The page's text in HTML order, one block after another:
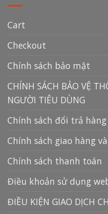
Cart
Checkout
Chính sách bảo mật
CHÍNH SÁCH BẢO VỆ
NGƯỜI TIÊU DÙNG
Chính sách đổi trả hàng
Chính sách giao hàng
Chính sách thanh toán
Điều khoản sử dụng
ĐIỀU KIỆN GIAO DỊCH